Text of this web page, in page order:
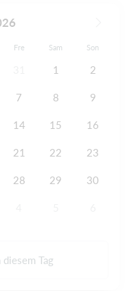
Fre Sam Son
1 2
7 8 9
14 15 16
21 22 23
28 29 30
Tag